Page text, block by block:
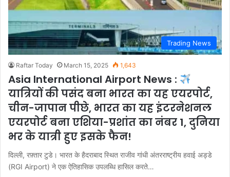
Trading News
Raftar Today March 15, 2025 1,643
Asia International Airport News :
यात्रियों की पसंद बना भारत का यह एयरपोर्ट,
चीन-जापान पीछे, भारत का यह इंटरनेशनल
एयरपोर्ट बना एशिया-प्रशांत का नंबर 1, दुनिया
भर के यात्री हुए इसके फैन!
दिल्ली, रफ़्तार टुडे। भारत के हैदराबाद स्थित राजीव गांधी अंतरराष्ट्रीय हवाई अड्डे
(RGI Airport) ने एक ऐतिहासिक उपलब्धि हासिल करते…